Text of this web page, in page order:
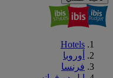
Hotels
أوروبا
فرنسا